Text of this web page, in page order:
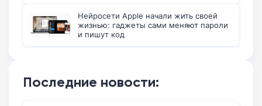
Нейросети Apple начали жить своей
жизнью: гаджеты сами меняют пароли
и пишут код
Последние новости: